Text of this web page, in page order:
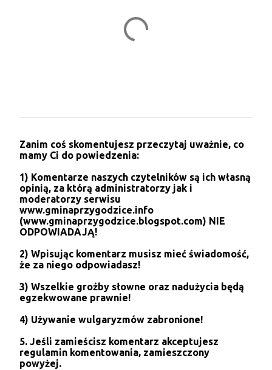
r
z
ś
l
i
j
k
o
e
n
a
r
Zanim coś skomentujesz przeczytaj uważnie, co
mamy Ci do powiedzenia:
1) Komentarze naszych czytelników są ich własną
opinią, za którą administratorzy jak i
moderatorzy serwisu
www.gminaprzygodzice.info
(www.gminaprzygodzice.blogspot.com) NIE
ODPOWIADAJĄ!
2) Wpisując komentarz musisz mieć świadomość,
że za niego odpowiadasz!
3) Wszelkie groźby słowne oraz nadużycia będą
egzekwowane prawnie!
4) Używanie wulgaryzmów zabronione!
5. Jeśli zamieścisz komentarz akceptujesz
regulamin komentowania, zamieszczony
powyżej.